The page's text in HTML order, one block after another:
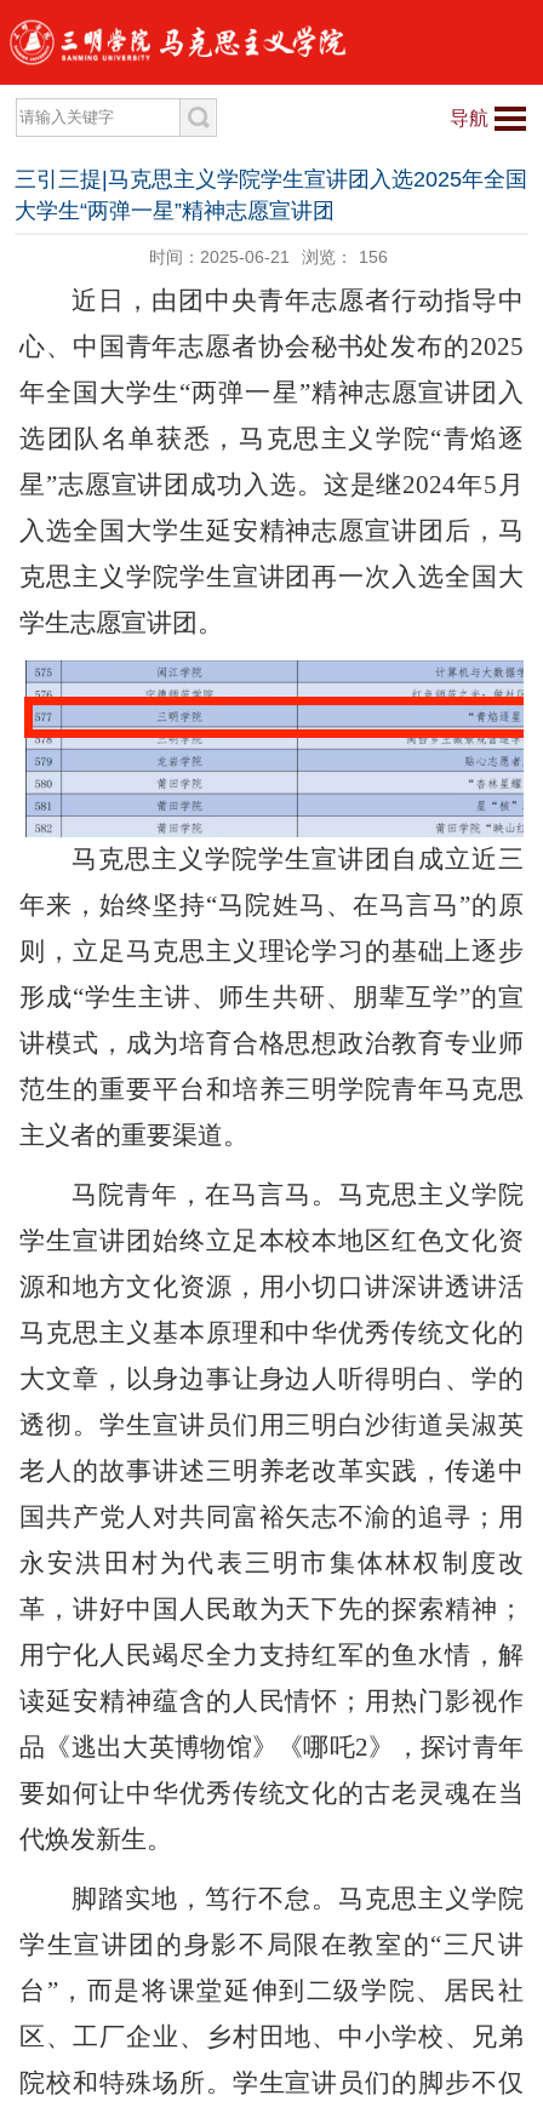
导航
三引三提|马克思主义学院学生宣讲团入选2025年全国
大学生“两弹一星”精神志愿宣讲团
时间：2025-06-21 浏览： 156
近日，由团中央青年志愿者行动指导中
心、中国青年志愿者协会秘书处发布的2025
年全国大学生“两弹一星”精神志愿宣讲团 入
选团队名单获悉， 马克思主义学院“青焰逐
星”志愿宣讲团成功入选。 这是继2024年5月
入选全国大学生延安精神志愿宣讲团后，马
克思主义学院学生宣讲团再一次入选全国大
学生志愿宣讲团。
马克思主义学院学生宣讲团自成立近三
年来，始终坚持“马院姓马、在马言马”的原
则，立足马克思主义理论学习的基础上逐步
形成“学生主讲、师生共研、朋辈互学”的宣
讲模式，成为培育合格思想政治教育专业师
范生的重要平台和培养三明学院青年马克思
主义者的重要渠道。
马院青年，在马言马。马克思主义学院
学生宣讲团始终立足本校本地区红色文化资
源和地方文化资源，用小切口讲深讲透讲活
马克思主义基本原理和中华优秀传统文化的
大文章，以身边事让身边人听得明白、学的
透彻。学生宣讲员们用三明白沙街道吴淑英
老人的故事讲述三明养老改革实践，传递中
国共产党人对共同富裕矢志不渝的追寻；用
永安洪田村为代表三明市集体林权制度改
革，讲好中国人民敢为天下先的探索精神；
用宁化人民竭尽全力支持红军的鱼水情，解
读延安精神蕴含的人民情怀；用热门影视作
品《逃出大英博物馆》《哪吒2》，探讨青年
要如何让中华优秀传统文化的古老灵魂在当
代焕发新生。
脚踏实地，笃行不怠。马克思主义学院
学生宣讲团的身影不局限在教室的“三尺讲
台”，而是将课堂延伸到二级学院、居民社
区、工厂企业、乡村田地、中小学校、兄弟
院校和特殊场所。学生宣讲员们的脚步不仅